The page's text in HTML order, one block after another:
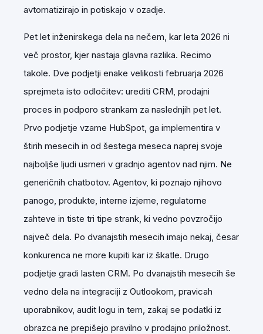
avtomatizirajo in potiskajo v ozadje.
Pet let inženirskega dela na nečem, kar leta 2026 ni
več prostor, kjer nastaja glavna razlika. Recimo
takole. Dve podjetji enake velikosti februarja 2026
sprejmeta isto odločitev: urediti CRM, prodajni
proces in podporo strankam za naslednjih pet let.
Prvo podjetje vzame HubSpot, ga implementira v
štirih mesecih in od šestega meseca naprej svoje
najboljše ljudi usmeri v gradnjo agentov nad njim. Ne
generičnih chatbotov. Agentov, ki poznajo njihovo
panogo, produkte, interne izjeme, regulatorne
zahteve in tiste tri tipe strank, ki vedno povzročijo
največ dela. Po dvanajstih mesecih imajo nekaj, česar
konkurenca ne more kupiti kar iz škatle. Drugo
podjetje gradi lasten CRM. Po dvanajstih mesecih še
vedno dela na integraciji z Outlookom, pravicah
uporabnikov, audit logu in tem, zakaj se podatki iz
obrazca ne prepišejo pravilno v prodajno priložnost.